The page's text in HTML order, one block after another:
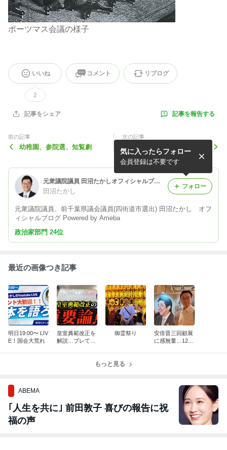
ポーツマス会議の様子
いいね
2
コメント リブログ
記事をシェア 記事を報告する
前の記事
幼稚園、参院選、知覧劇
次の記事
茂木選対委員長、来県
元衆議院議員 田沼たかしオフィシャルブログ Powered by Ameba
田沼たかし
元衆議院議員、前千葉県議会議員(四街道市選出) 田沼たかし オフ
ィシャルブログ Powered by Ameba
気に入ったらフォロー
会員登録は不要です
フォロー
政治家部門 24位
最近の画像つき記事
明日19:00〜 LIV
E！国会大荒れ
皇室典範改正を
解説…ブレては
御霊祭り
安倍晋三回顧展
に感無量…12日
もっと見る
ABEMA
｢人生を共に｣ 前田敦子 喜びの報告に祝
福の声